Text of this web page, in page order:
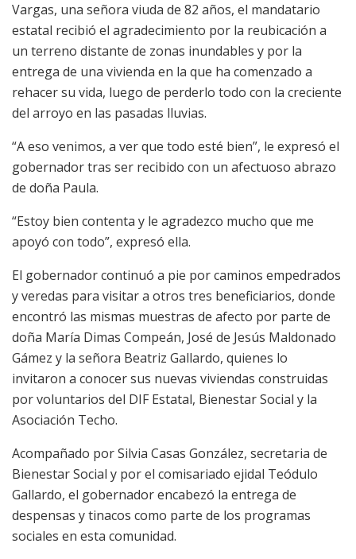
Vargas, una señora viuda de 82 años, el mandatario
estatal recibió el agradecimiento por la reubicación a
un terreno distante de zonas inundables y por la
entrega de una vivienda en la que ha comenzado a
rehacer su vida, luego de perderlo todo con la creciente
del arroyo en las pasadas lluvias.
“A eso venimos, a ver que todo esté bien”, le expresó el
gobernador tras ser recibido con un afectuoso abrazo
de doña Paula.
“Estoy bien contenta y le agradezco mucho que me
apoyó con todo”, expresó ella.
El gobernador continuó a pie por caminos empedrados
y veredas para visitar a otros tres beneficiarios, donde
encontró las mismas muestras de afecto por parte de
doña María Dimas Compeán, José de Jesús Maldonado
Gámez y la señora Beatriz Gallardo, quienes lo
invitaron a conocer sus nuevas viviendas construidas
por voluntarios del DIF Estatal, Bienestar Social y la
Asociación Techo.
Acompañado por Silvia Casas González, secretaria de
Bienestar Social y por el comisariado ejidal Teódulo
Gallardo, el gobernador encabezó la entrega de
despensas y tinacos como parte de los programas
sociales en esta comunidad.